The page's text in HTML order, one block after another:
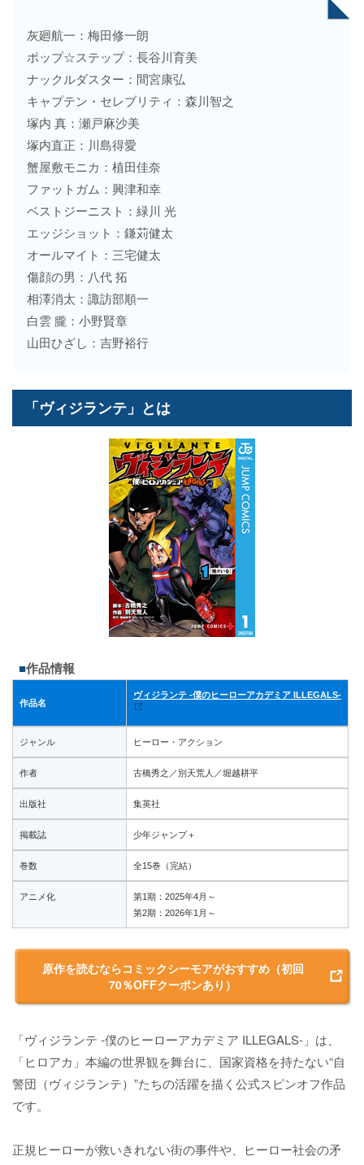
灰廻航一：梅田修一朗
ポップ☆ステップ：長谷川育美
ナックルダスター：間宮康弘
キャプテン・セレブリティ：森川智之
塚内 真：瀬戸麻沙美
塚内直正：川島得愛
蟹屋敷モニカ：植田佳奈
ファットガム：興津和幸
ベストジーニスト：緑川 光
エッジショット：鎌苅健太
オールマイト：三宅健太
傷顔の男：八代 拓
相澤消太：諏訪部順一
白雲 朧：小野賢章
山田ひざし：吉野裕行
「ヴィジランテ」とは
作品情報
作品名
ヴィジランテ ‐僕のヒーローアカデミア ILLEGALS-
ジャンル ヒーロー・アクション
作者 古橋秀之／別天荒人／堀越耕平
出版社 集英社
掲載誌 少年ジャンプ＋
巻数 全15巻（完結）
アニメ化
第1期：2025年4月～
第2期：2026年1月～
原作を読むならコミックシーモアがおすすめ（初回
70％OFFクーポンあり）
「ヴィジランテ -僕のヒーローアカデミア ILLEGALS-」は、
「ヒロアカ」本編の世界観を舞台に、国家資格を持たない“自
警団（ヴィジランテ）”たちの活躍を描く公式スピンオフ作品
です。
正規ヒーローが救いきれない街の事件や、ヒーロー社会の矛